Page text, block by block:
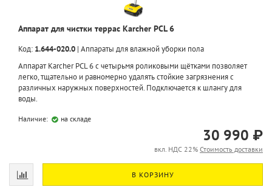
Аппарат для чистки террас Karcher PCL 6
Код: 1.644-020.0 | Аппараты для влажной уборки пола
Аппарат Karcher PCL 6 с четырьмя роликовыми щётками позволяет
легко, тщательно и равномерно удалять стойкие загрязнения с
различных наружных поверхностей. Подключается к шлангу для
воды.
Наличие: на складе
30 990 ₽
вкл. НДС 22% Стоимость доставки
В КОРЗИНУ